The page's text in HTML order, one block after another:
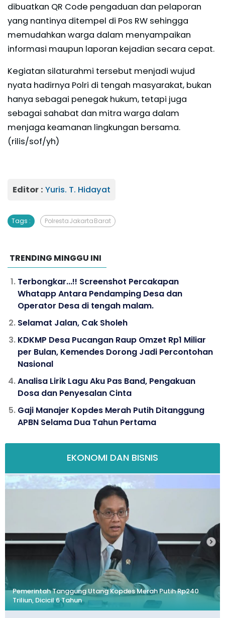
dibuatkan QR Code pengaduan dan pelaporan
yang nantinya ditempel di Pos RW sehingga
memudahkan warga dalam menyampaikan
informasi maupun laporan kejadian secara cepat.
Kegiatan silaturahmi tersebut menjadi wujud
nyata hadirnya Polri di tengah masyarakat, bukan
hanya sebagai penegak hukum, tetapi juga
sebagai sahabat dan mitra warga dalam
menjaga keamanan lingkungan bersama.
(rilis/sof/yh)
Editor : Yuris. T. Hidayat
Tags : Polresta Jakarta Barat
TRENDING MINGGU INI
Terbongkar...!! Screenshot Percakapan
Whatapp Antara Pendamping Desa dan
Operator Desa di tengah malam.
Selamat Jalan, Cak Sholeh
KDKMP Desa Pucangan Raup Omzet Rp1 Miliar
per Bulan, Kemendes Dorong Jadi Percontohan
Nasional
Analisa Lirik Lagu Aku Pas Band, Pengakuan
Dosa dan Penyesalan Cinta
Gaji Manajer Kopdes Merah Putih Ditanggung
APBN Selama Dua Tahun Pertama
EKONOMI DAN BISNIS
Pemerintah Tanggung Utang Kopdes Merah Putih Rp240
Triliun, Dicicil 6 Tahun